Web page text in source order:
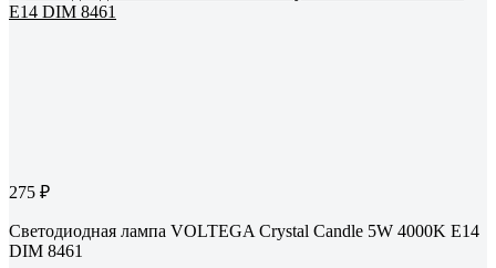
275 ₽
Светодиодная лампа VOLTEGA Crystal Candle 5W 4000K E14
DIM 8461